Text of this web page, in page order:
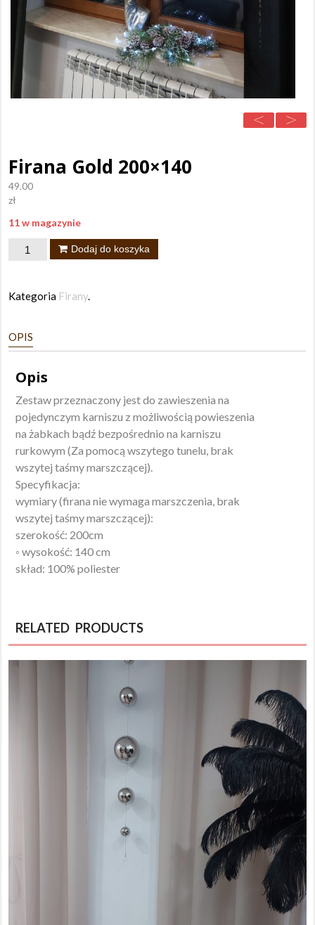
Firana Gold 200×140
49.00
zł
11 w magazynie
ilość
200x140
Dodaj do koszyka
Kategoria Firany.
OPIS
Opis
Zestaw przeznaczony jest do zawieszenia na
pojedynczym karniszu z możliwością powieszenia
na żabkach bądź bezpośrednio na karniszu
rurkowym (Za pomocą wszytego tunelu, brak
wszytej taśmy marszczącej).
Specyfikacja:
wymiary (firana nie wymaga marszczenia, brak
wszytej taśmy marszczącej):
szerokość: 200cm
◦ wysokość: 140 cm
skład: 100% poliester
RELATED PRODUCTS